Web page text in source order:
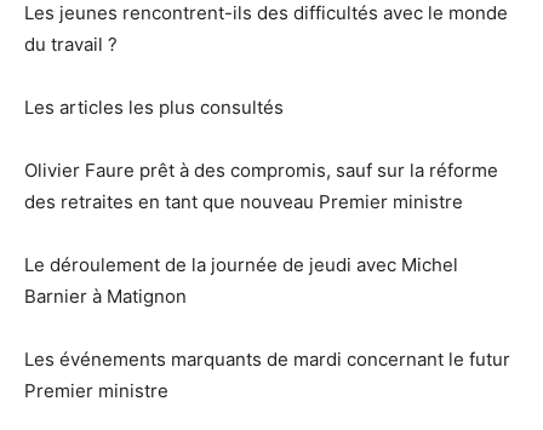
Les jeunes rencontrent-ils des difficultés avec le monde
du travail ?
Les articles les plus consultés
Olivier Faure prêt à des compromis, sauf sur la réforme
des retraites en tant que nouveau Premier ministre
Le déroulement de la journée de jeudi avec Michel
Barnier à Matignon
Les événements marquants de mardi concernant le futur
Premier ministre